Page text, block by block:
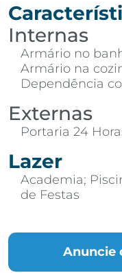
Anuncie
Internas
Armário no
Armário na
Dependência
Externas
Portaria 24
Lazer
Academia;
de Festas